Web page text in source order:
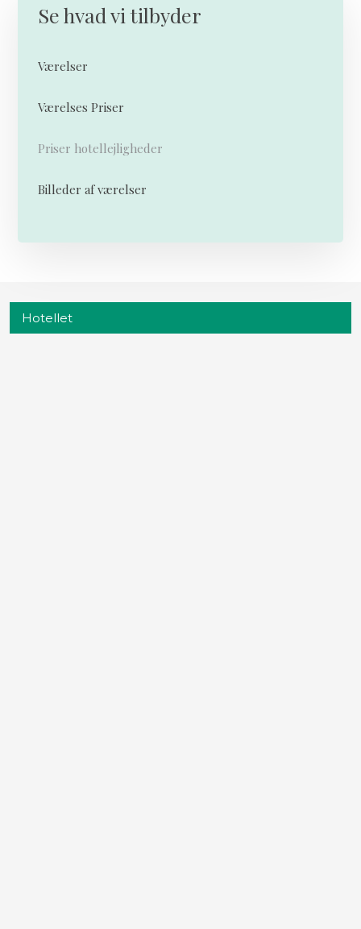
Se hvad vi tilbyder
Værelser
Værelses Priser
Priser hotellejligheder
Billeder af værelser
Hotellet